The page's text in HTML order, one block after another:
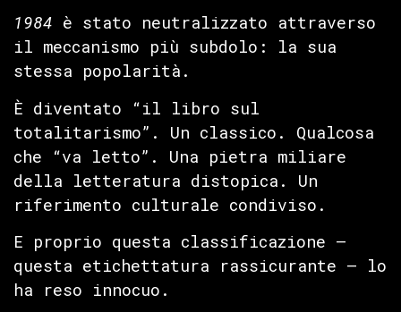
1984 è stato neutralizzato attraverso
il meccanismo più subdolo: la sua
stessa popolarità.
È diventato “il libro sul
totalitarismo”. Un classico. Qualcosa
che “va letto”. Una pietra miliare
della letteratura distopica. Un
riferimento culturale condiviso.
E proprio questa classificazione —
questa etichettatura rassicurante — lo
ha reso innocuo.